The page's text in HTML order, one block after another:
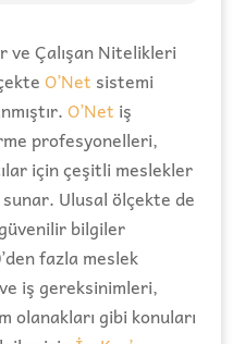
ve Çalışan Nitelikleri
O’Net sistemi
O’Net iş
profesyonelleri,
için çeşitli meslekler
sunar. Ulusal ölçekte de
bilgiler
fazla meslek
iş gereksinimleri,
olanakları gibi konuları